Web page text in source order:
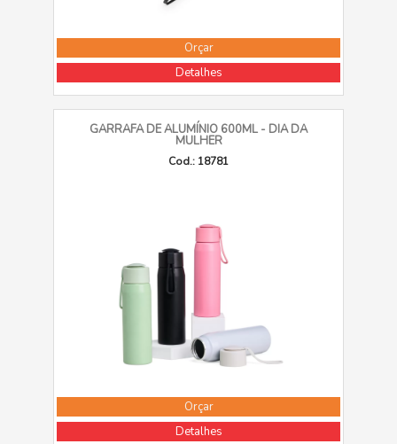
Orçar
Detalhes
GARRAFA DE ALUMÍNIO 600ML - DIA DA
MULHER
Cod.: 18781
Orçar
Detalhes